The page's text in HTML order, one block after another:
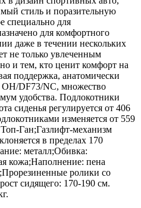
стиль и поразительную
специально для
для комфортного
даже в течении нескольких
не только увлеченным
и тем, кто ценит комфорт на
поддержка, анатомически
DF73/NC, множество
удобства. Подлокотники
сиденья регулируется от 406
изменяется от 559
Ган;Газлифт-механизм
в пределах 170
металл;Обивка:
кожа;Наполнение: пена
ролики со
сидящего: 170-190 см.